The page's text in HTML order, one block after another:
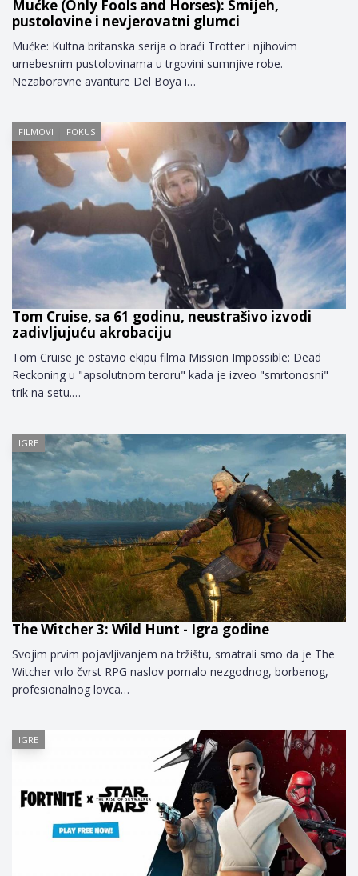
Mućke (Only Fools and Horses): Smijeh,
pustolovine i nevjerovatni glumci
Mućke: Kultna britanska serija o braći Trotter i njihovim
urnebesnim pustolovinama u trgovini sumnjive robe.
Nezaboravne avanture Del Boya i…
FILMOVI FOKUS
Tom Cruise, sa 61 godinu, neustrašivo izvodi
zadivljujuću akrobaciju
Tom Cruise je ostavio ekipu filma Mission Impossible: Dead
Reckoning u "apsolutnom teroru" kada je izveo "smrtonosni"
trik na setu.…
IGRE
The Witcher 3: Wild Hunt - Igra godine
Svojim prvim pojavljivanjem na tržištu, smatrali smo da je The
Witcher vrlo čvrst RPG naslov pomalo nezgodnog, borbenog,
profesionalnog lovca…
IGRE